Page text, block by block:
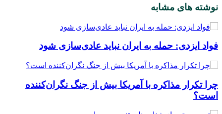
نوشته های مشابه
فواد ایزدی: حمله به ایران نباید عادی‌سازی شود
چرا تکرار مذاکره با آمریکا بیش از جنگ نگران‌کننده
است؟